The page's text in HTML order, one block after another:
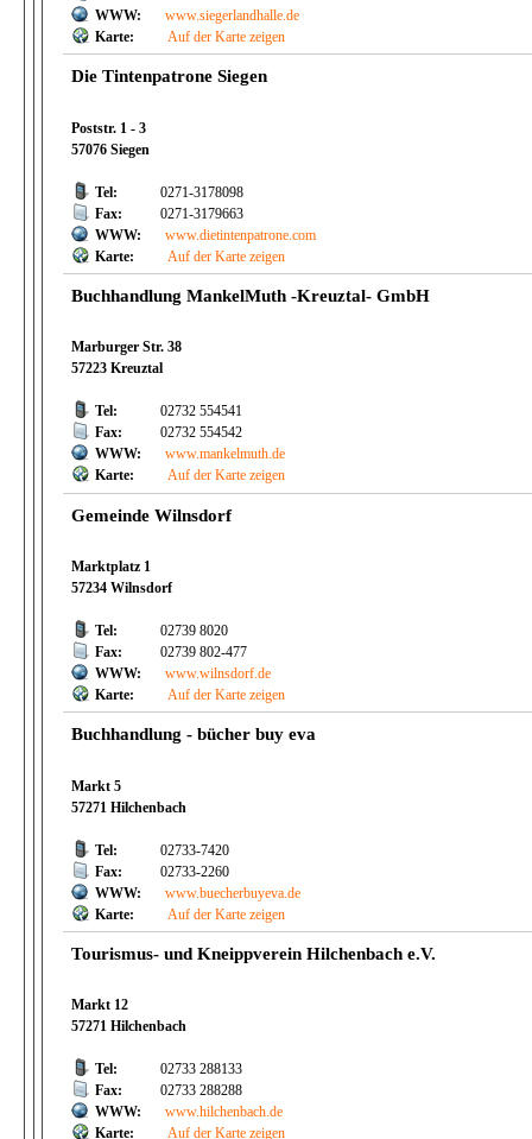
WWW:
www.siegerlandhalle.de
Karte:
Auf der Karte zeigen
Die Tintenpatrone Siegen
Poststr. 1 - 3
57076 Siegen
Tel:
0271-3178098
Fax:
0271-3179663
WWW:
www.dietintenpatrone.com
Karte:
Auf der Karte zeigen
Buchhandlung MankelMuth -Kreuztal- GmbH
Marburger Str. 38
57223 Kreuztal
Tel:
02732 554541
Fax:
02732 554542
WWW:
www.mankelmuth.de
Karte:
Auf der Karte zeigen
Gemeinde Wilnsdorf
Marktplatz 1
57234 Wilnsdorf
Tel:
02739 8020
Fax:
02739 802-477
WWW:
www.wilnsdorf.de
Karte:
Auf der Karte zeigen
Buchhandlung - bücher buy eva
Markt 5
57271 Hilchenbach
Tel:
02733-7420
Fax:
02733-2260
WWW:
www.buecherbuyeva.de
Karte:
Auf der Karte zeigen
Tourismus- und Kneippverein Hilchenbach e.V.
Markt 12
57271 Hilchenbach
Tel:
02733 288133
Fax:
02733 288288
WWW:
www.hilchenbach.de
Karte:
Auf der Karte zeigen